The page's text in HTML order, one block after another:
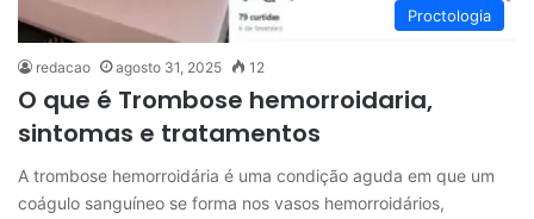
Proctologia
redacao agosto 31, 2025 12
O que é Trombose hemorroidaria,
sintomas e tratamentos
A trombose hemorroidária é uma condição aguda em que um
coágulo sanguíneo se forma nos vasos hemorroidários,